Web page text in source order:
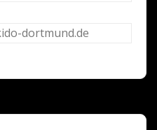
dortmund.de